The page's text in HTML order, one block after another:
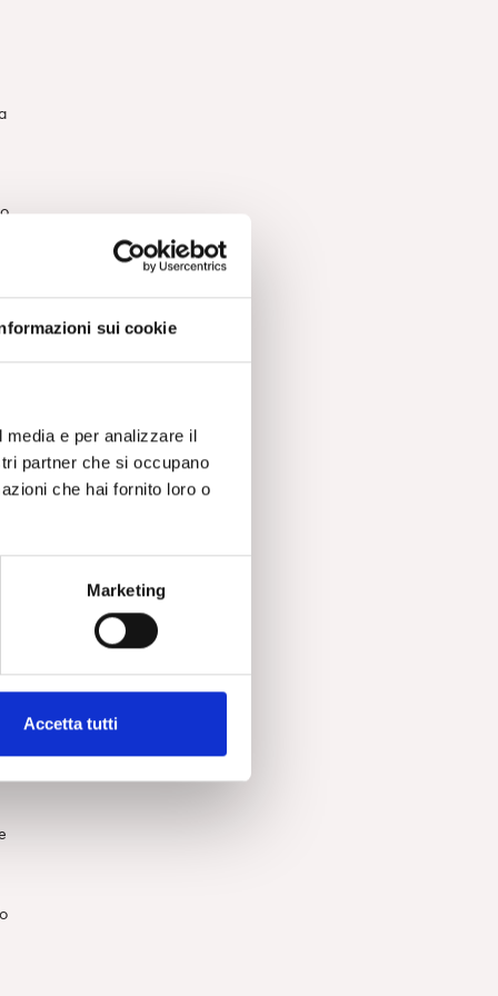
sui cookie
e per analizzare il
partner che si occupano
che hai fornito loro o
Marketing
Accetta tutti
al